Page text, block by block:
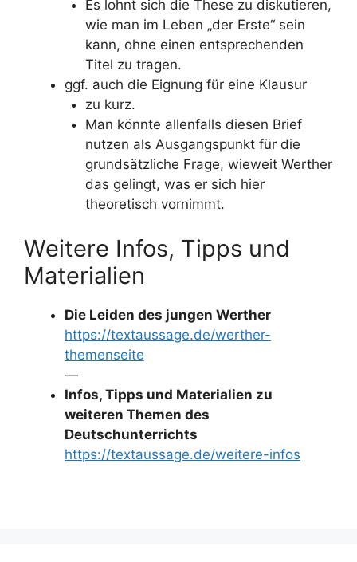
Es lohnt sich die These zu diskutieren,
wie man im Leben „der Erste“ sein
kann, ohne einen entsprechenden
Titel zu tragen.
ggf. auch die Eignung für eine Klausur
zu kurz.
Man könnte allenfalls diesen Brief
nutzen als Ausgangspunkt für die
grundsätzliche Frage, wieweit Werther
das gelingt, was er sich hier
theoretisch vornimmt.
Weitere Infos, Tipps und
Materialien
Die Leiden des jungen Werther
https://textaussage.de/werther-
themenseite
—
Infos, Tipps und Materialien zu
weiteren Themen des
Deutschunterrichts
https://textaussage.de/weitere-infos